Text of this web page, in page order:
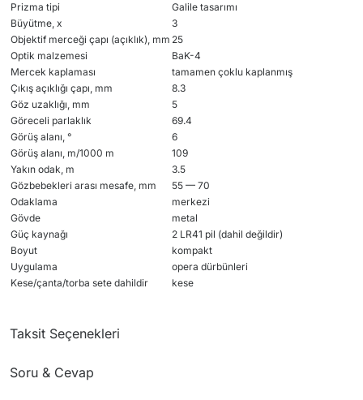
Prizma tipi
Galile tasarımı
Büyütme, x
3
Objektif merceği çapı (açıklık), mm 25
Optik malzemesi
BaK-4
Mercek kaplaması
tamamen çoklu kaplanmış
Çıkış açıklığı çapı, mm
8.3
Göz uzaklığı, mm
5
Göreceli parlaklık
69.4
Görüş alanı, °
6
Görüş alanı, m/1000 m
109
Yakın odak, m
3.5
Gözbebekleri arası mesafe, mm
55 — 70
Odaklama
merkezi
Gövde
metal
Güç kaynağı
2 LR41 pil (dahil değildir)
Boyut
kompakt
Uygulama
opera dürbünleri
Kese/çanta/torba sete dahildir
kese
Taksit Seçenekleri
Soru & Cevap